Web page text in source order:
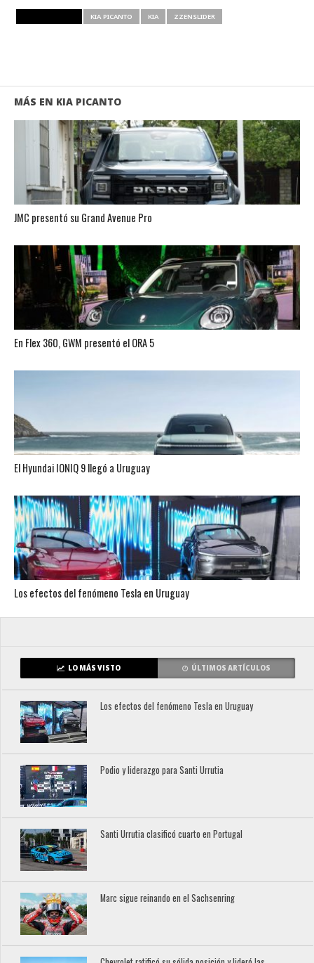
KIA PICANTO KIA ZZENSLIDER
MÁS EN KIA PICANTO
JMC presentó su Grand Avenue Pro
En Flex 360, GWM presentó el ORA 5
El Hyundai IONIQ 9 llegó a Uruguay
Los efectos del fenómeno Tesla en Uruguay
LO MÁS VISTO ÚLTIMOS ARTÍCULOS
Los efectos del fenómeno Tesla en Uruguay
Podio y liderazgo para Santi Urrutia
Santi Urrutia clasificó cuarto en Portugal
Marc sigue reinando en el Sachsenring